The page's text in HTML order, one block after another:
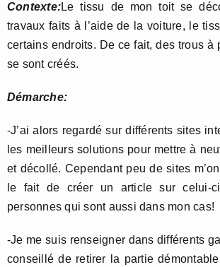
Contexte:Le tissu de mon toit se
travaux faits à l’aide de la voiture, le
certains endroits. De ce fait, des trous à
se sont créés.
Démarche:
-J’ai alors regardé sur différents sites
les meilleurs solutions pour mettre à
et décollé. Cependant peu de sites
le fait de créer un article sur celui-
personnes qui sont aussi dans mon cas!
-Je me suis renseigner dans différents
conseillé de retirer la partie